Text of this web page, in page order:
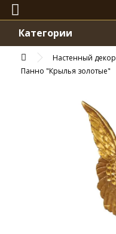
Категории
Настенный декор
Панно "Крылья золотые"